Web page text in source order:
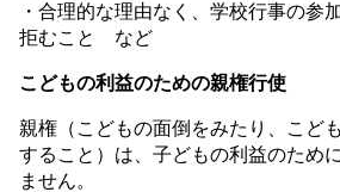
・合理的な理由なく、学校行事の参
拒むこと など
こどもの利益のための親権行使
親権（こどもの面倒をみたり、こど
すること）は、子どもの利益のため
ません。